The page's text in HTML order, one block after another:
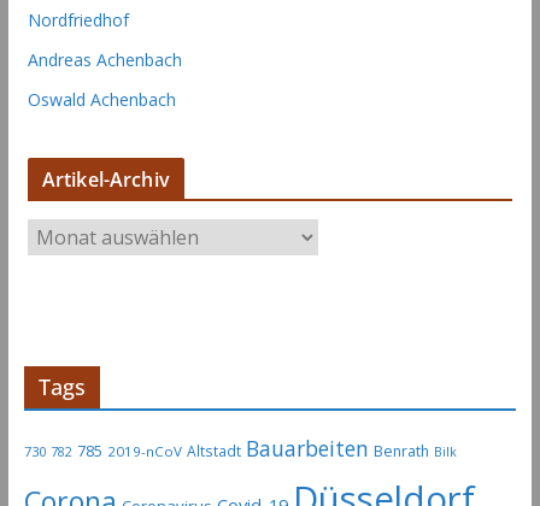
Nordfriedhof
Andreas Achenbach
Oswald Achenbach
Artikel-Archiv
r
l
-
Tags
730 782 785 2019-nCoV Altstadt Bauarbeiten Benrath Bilk